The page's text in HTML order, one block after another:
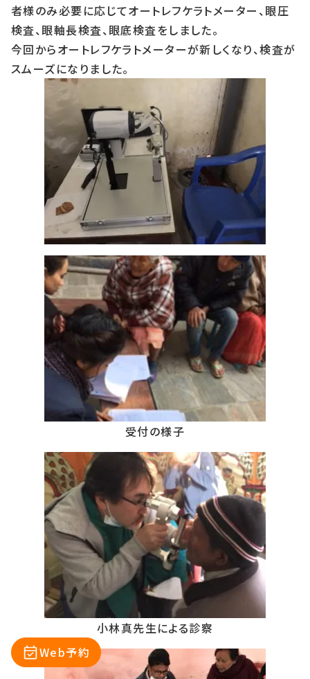
者様のみ必要に応じてオートレフケラトメーター、眼圧
検査、眼軸長検査、眼底検査をしました。
今回からオートレフケラトメーターが新しくなり、検査が
スムーズになりました。
受付の様子
小林真先生による診察
Web予約